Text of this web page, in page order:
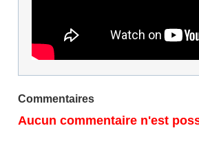
Commentaires
Aucun commentaire n'est